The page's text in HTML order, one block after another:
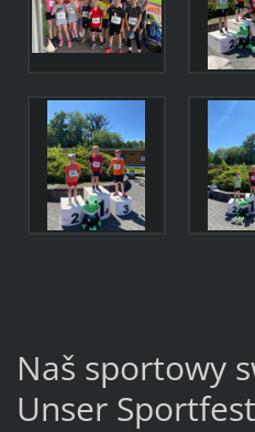
Naš sportowy
Unser